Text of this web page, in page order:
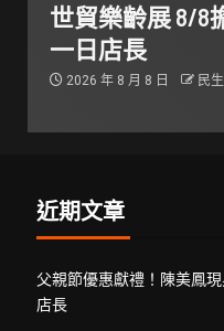
世貿樂齡展 8/8
一日店長
2026 年 8 月 8 日 民
近期文章
父親節優惠獻禮！陳美鳳
店長